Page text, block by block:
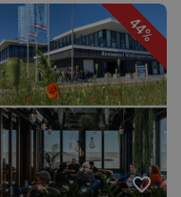
44%
favorite_border